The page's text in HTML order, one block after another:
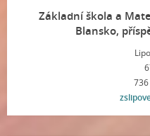
Základní škola a
Blansko,